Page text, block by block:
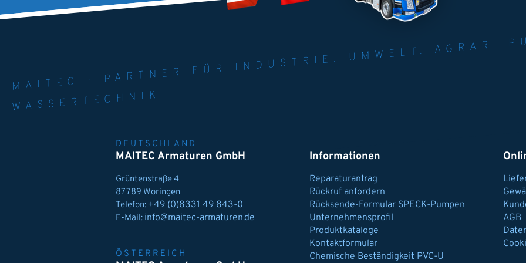
MAITEC - PARTNER FÜR
WELT. AGRAR.
MPEN
WASSERTECHNIK
DEUTSCHLAND
MAITEC Armaturen GmbH
Grüntenstraße 4
87789 Woringen
Telefon: +49 (0)8331 49 843-0
E-Mail: info@maitec-armaturen.de
ÖSTERREICH
Informationen
Reparaturantrag
Rückruf anfordern
Rücksende-Formular SPECK-Pumpen
Unternehmensprofil
Produktkataloge
Kontaktformular
Chemische Beständigkeit PVC-U
AGB